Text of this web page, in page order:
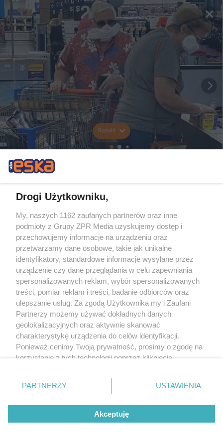
Rozwiń
Drogi Użytkowniku,
My, naszych 1162 zaufanych partnerów oraz inne
podmioty z Grupy ZPR Media uzyskujemy dostęp i
przechowujemy informacje na urządzeniu oraz
przetwarzamy dane osobowe, takie jak unikalne
identyfikatory, standardowe informacje wysyłane przez
urządzenie czy dane przeglądania w celu zapewniania
spersonalizowanych reklam, wybór spersonalizowanych
treści, pomiar reklam i treści, badanie odbiorców oraz
ulepszanie usług. Za zgodą Użytkownika my i Zaufani
Partnerzy możemy używać dokładnych danych
geolokalizacyjnych oraz aktywnie skanować
charakterystykę urządzenia do celów identyfikacji.
Ponieważ cenimy Twoją prywatność, prosimy o zgodę na
korzystanie z tych technologii poprzez kliknięcie
zmienić/wycofać klikając przycisk ustawień prywatności
znajdujący się w lewym dolnym rogu strony
rodzaje przetwarzania danych nie wymagają zgody
użytkownika, ale masz prawo sprzeciwić się takiemu
przetwarzaniu. Preferencje będą miały zastosowanie tylko
PARTNERZY USTAWIENIA
Akceptuję